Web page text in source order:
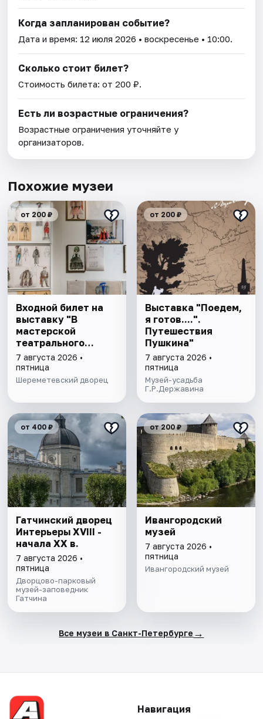
Когда запланирован событие?
Дата и время: 12 июля 2026 • воскресенье • 10:00.
Сколько стоит билет?
Стоимость билета: от 200 ₽.
Есть ли возрастные ограничения?
Возрастные ограничения уточняйте у
организаторов.
Похожие музеи
от 200 ₽
Входной билет на
выставку "В
мастерской
театрального
художника"
7 августа 2026 •
пятница
Шереметевский дворец
от 200 ₽
Выставка "Поедем,
я готов....".
Путешествия
Пушкина"
7 августа 2026 •
пятница
Музей-усадьба
Г.Р.Державина
от 400 ₽
Гатчинский дворец
Интерьеры ХVIII -
начала ХХ в.
7 августа 2026 •
пятница
Дворцово-парковый
музей-заповедник
Гатчина
от 200 ₽
Ивангородский
музей
7 августа 2026 •
пятница
Ивангородский музей
Все музеи в Санкт-Петербурге →
Навигация